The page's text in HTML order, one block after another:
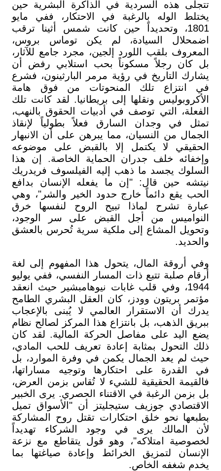
تتجلى هذه السردية في الذاكرة البشرية حين
يختلط الوله بالرغبة في الاحتكار، ففي مايو
1801، وتحديداً حين كانت شمس أثينا ترقب
اضمحلال السيادة، لم يكن توماس بروس،
المعروف بلقب اللورد إلجين، مجرد جامع للآثار،
بل كان رجلاً مسكوناً بحب استلابي رفض أن
يشارك التاريخ في رؤية مرمر البارثينون، فشرع
في انتزاع تلك المنحوتات من فوق هامة
الأكروبوليس ونقلها إلى بريطانيا. لقد كانت تلك
الفعلة، التي توصف في أدبيات الحقوق بالنهب،
تمثل في وجدان السارق فعلاً بطولياً لإنقاذ
الجمال من النسيان، مما يبرهن على أن الانبهار
الحقيقي لا يكتمل إلا بالقبض على موضوعه
وإخفائه خلف جدران الحماية الخاصة. إن هذا
السلوك يجسد ما ذهب إليه الفيلسوف فريدريك
نيتشه حين قال: "إن ما يفعله الإنسان بدافع
الحب يقع دائماً خارج حدود الخير والشر"، وهي
عبارة تشرح لماذا تبيح الروح لنفسها خرق
النواميس من أجل القبض على سر الوجود،
وتحويل المشاع إلى ملكية سرية تُحرس بالعشق
والحديد.
وفي أروقة المال، يتحول هذا المفهوم إلى لغة
أرقام صلبة تتبع ذات المسار النفسي، ففي يوليو
1944، وفي قلب غابات نيوهامبشير حيث انعقد
مؤتمر بريتون وودز، كان العقل البشري الطامح
يدرك أن الاستقرار العالمي لا يُبنى بالإعجاب
ببريق الذهب، بل بانتزاع هذا المركز لصالح نظام
يضع اليد على مفاصل الحركة المالية. لقد كان
ذلك التحول بمثابة إعادة تعريف للحب المادي،
حيث لم يعد الجمال يكمن في وفرة الموارد، بل
في القدرة على احتكارها وتوجيه مساراتها،
فالقيمة الحقيقية للشيء لا تُقاس بزمن العرض،
بل بزمن الرغبة في الاقتناء الحصري. يرى الخبير
الاقتصادي جوزيف ستيجليتز أن "الأسواق تميل
بطبعها نحو خلق احتكارات تقتل روح المشاركة
لأن المالك يرى في وجود الشركاء تهديداً
لخصوصية امتلاكه"، وهو قول يتقاطع مع نزعة
الإنسان لتمزيق الخرائط وإعادة صياغتها بما
يخدم شغفه الخاص.